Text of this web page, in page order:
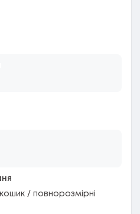
/ повнорозмірні